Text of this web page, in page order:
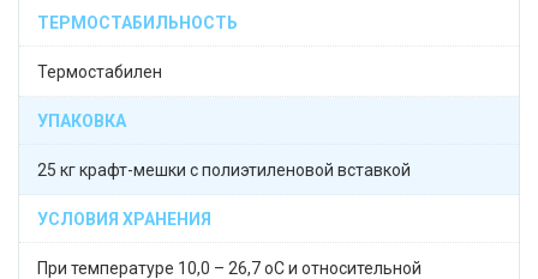
ТЕРМОСТАБИЛЬНОСТЬ
Термостабилен
УПАКОВКА
25 кг крафт-мешки с полиэтиленовой вставкой
УСЛОВИЯ ХРАНЕНИЯ
При температуре 10,0 – 26,7 оС и относительной